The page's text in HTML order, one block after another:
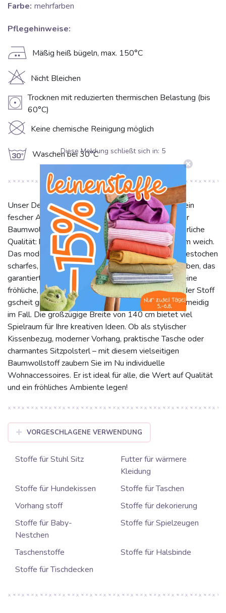
Farbe: mehrfarben
Pflegehinweise:
E Mäßig heiß bügeln, max. 150°C
H Nicht Bleichen
V Trocknen mit reduzierten thermischen Belastung (bis
60°C)
K Keine chemische Reinigung möglich
g Waschen bei 30°C
Unser Dekostoff Joyful Basic Block digital print ist ein
fescher Allrounder für Ihr Zuhause. Aus 100% reiner
Baumwolle gefertigt, überzeugt er durch seine natürliche
Qualität: hautfreundlich, atmungsaktiv und angenehm weich.
Das moderne Digitaldruck-Verfahren sorgt für ein gestochen
scharfes, mehrfarbiges Geo-Design in brillanten Farben, das
garantiert gute Laune verbreitet und jedem Raum eine
fröhliche, moderne Note verleiht. Mit 195 g/m² ist der Stoff
gscheit griffig und strapazierfähig, dabei aber geschmeidig
im Fall. Die großzügige Breite von 140 cm bietet viel
Spielraum für Ihre kreativen Ideen. Ob als stylischer
Kissenbezug, moderner Vorhang, praktische Tasche oder
charmantes Sitzpolsterl – mit diesem vielseitigen
Baumwollstoff zaubern Sie im Nu individuelle
Wohnaccessoires. Er ist ideal für alle, die Wert auf Qualität
und ein fröhliches Ambiente legen!
VORGESCHLAGENE VERWENDUNG
Stoffe für Stuhl Sitz
Futter für wärmere
Kleidung
Stoffe für Hundekissen
Stoffe für Taschen
Vorhang stoff
Stoffe für dekorierung
Stoffe für Baby-
Nestchen
Stoffe für Spielzeugen
Taschenstoffe
Stoffe für Halsbinde
Stoffe für Tischdecken
Diese Meldung schließt sich in: 5